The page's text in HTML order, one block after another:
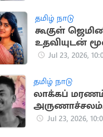
தமிழ் நாடு
கூகுள்
உதவியுடன்
கொடூர
Jul 23, 2026,
தமிழ் நாடு
லாக்கப்
அருணாச்சலம்
மயங்கிய
Jul 23, 2026,